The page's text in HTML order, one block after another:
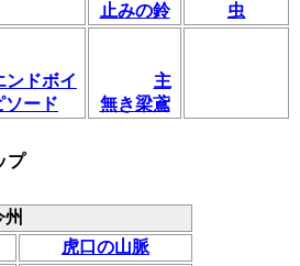
止みの鈴
虫
ンドボイ
ソード
主
無き梁鳶
プ
州
虎口の山脈